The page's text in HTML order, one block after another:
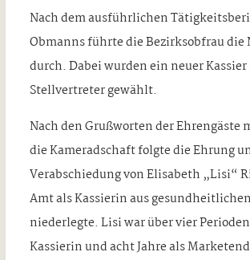
Nach dem ausführlichen
Obmanns führte die Bezirksobfrau die
durch. Dabei wurden ein neuer
Stellvertreter gewählt.
Nach den Grußworten der Ehrengäste
die Kameradschaft folgte die Ehrung
Verabschiedung von Elisabeth „Lisi“
Amt als Kassierin aus
niederlegte. Lisi war über vier
Kassierin und acht Jahre als